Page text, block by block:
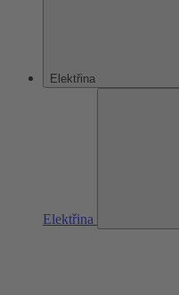
Elektřina
Elektřina